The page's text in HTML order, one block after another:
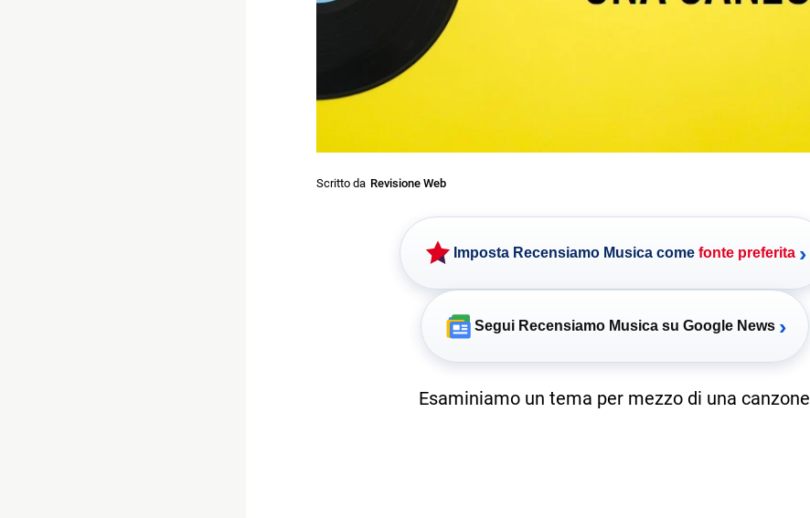
Scritto da Revisione Web
Imposta Recensiamo Musica come fonte preferita ›
Segui Recensiamo Musica su Google News ›
Esaminiamo un tema per mezzo di una canzone